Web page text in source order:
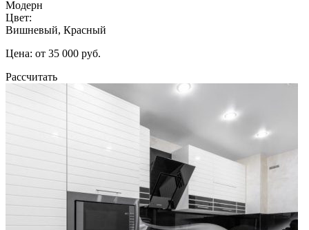
Модерн
Цвет:
Вишневый, Красный
Цена: от 35 000 руб.
Рассчитать